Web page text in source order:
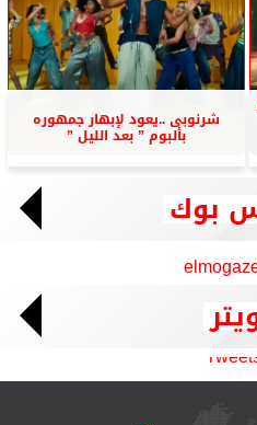
شرنوبى ..يعود لإبهار جمهوره
بألبوم ” بعد الليل ”
بوك